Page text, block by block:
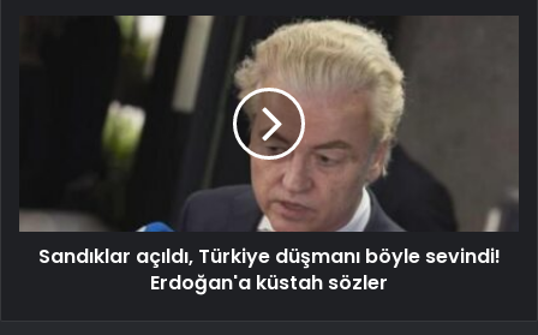
Sandıklar açıldı, Türkiye düşmanı böyle sevindi!
Erdoğan'a küstah sözler